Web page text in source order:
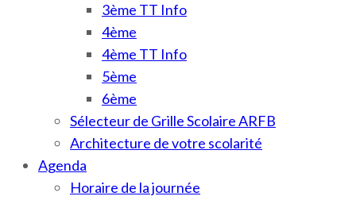
3ème TT Info
4ème
4ème TT Info
5ème
6ème
Sélecteur de Grille Scolaire ARFB
Architecture de votre scolarité
Agenda
Horaire de la journée